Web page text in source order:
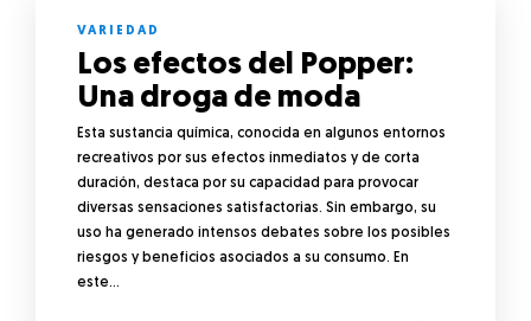
VARIEDAD
Los efectos del Popper:
Una droga de moda
Esta sustancia química, conocida en algunos entornos
recreativos por sus efectos inmediatos y de corta
duración, destaca por su capacidad para provocar
diversas sensaciones satisfactorias. Sin embargo, su
uso ha generado intensos debates sobre los posibles
riesgos y beneficios asociados a su consumo. En
este…